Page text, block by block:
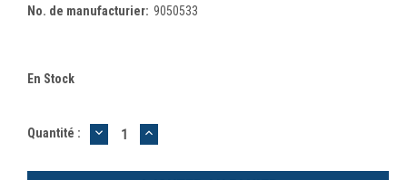
No. de manufacturier: 9050533
En Stock
Quantité : DIMINUER
LA
:
AUGMENTER
LA
: